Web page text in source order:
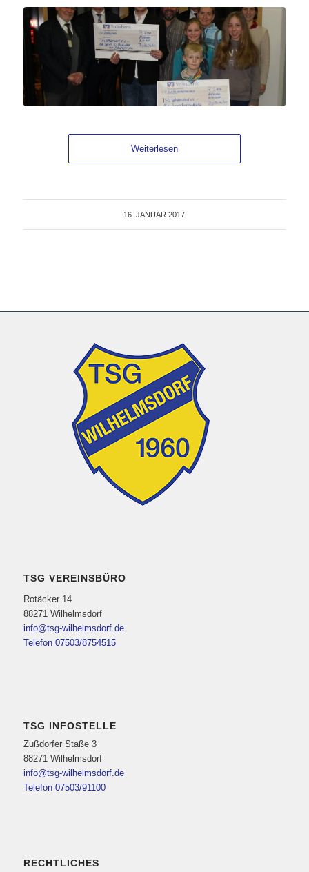
Weiterlesen
16. JANUAR 2017
TSG VEREINSBÜRO
Rotäcker 14
88271 Wilhelmsdorf
info@tsg-wilhelmsdorf.de
Telefon 07503/8754515
TSG INFOSTELLE
Zußdorfer Staße 3
88271 Wilhelmsdorf
info@tsg-wilhelmsdorf.de
Telefon 07503/91100
RECHTLICHES